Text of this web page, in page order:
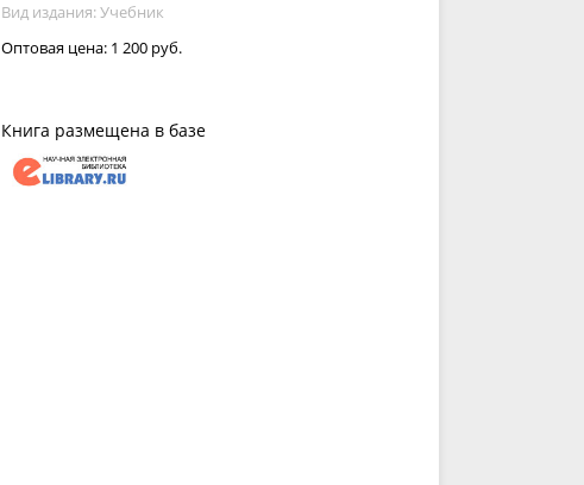
Вид издания: Учебник
Оптовая цена: 1 200 руб.
Книга размещена в базе